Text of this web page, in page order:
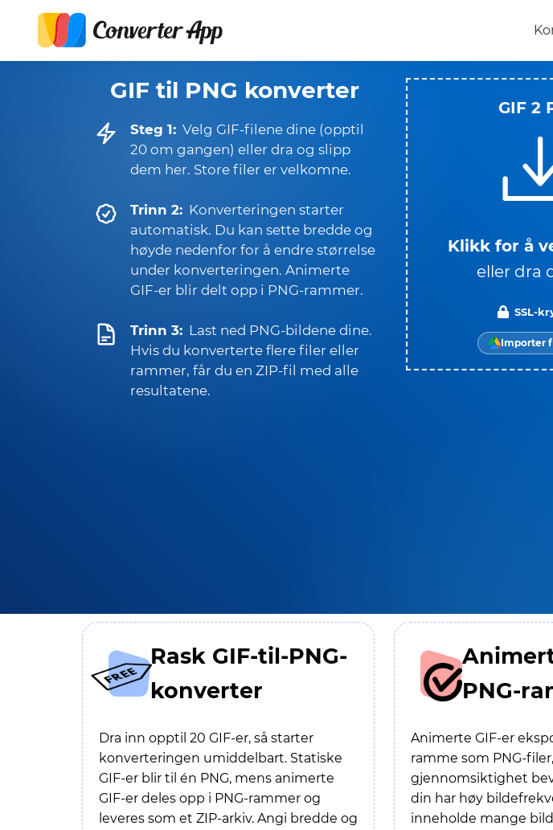
GIF til PNG konverter
Steg 1: Velg GIF-filene dine (opptil
20 om gangen) eller dra og slipp
dem her. Store filer er velkomne.
Trinn 2: Konverteringen starter
automatisk. Du kan sette bredde og
høyde nedenfor for å endre størrelse
under konverteringen. Animerte
GIF-er blir delt opp i PNG-rammer.
Trinn 3: Last ned PNG-bildene dine.
Hvis du konverterte flere filer eller
rammer, får du en ZIP-fil med alle
resultatene.
GIF 2
Klikk for å
eller dra
SSL-
Importer
Rask GIF-til-PNG-
konverter
Dra inn opptil 20 GIF-er, så starter
konverteringen umiddelbart. Statiske
GIF-er blir til én PNG, mens animerte
GIF-er deles opp i PNG-rammer og
leveres som et ZIP-arkiv. Angi bredde og
PNG-
Animerte GIF-er
ramme som PNG-filer,
gjennomsiktighet
din har høy
inneholde mange